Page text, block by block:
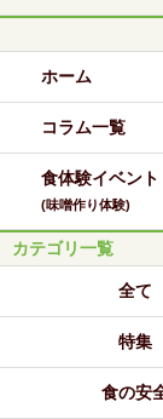
ホーム
コラム一覧
食体験イベント
(味噌作り体験)
カテゴリ一覧
全て
特集
食の安